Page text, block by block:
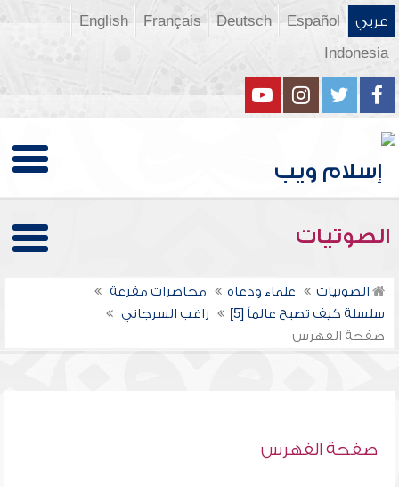
عربي Español
Deutsch
Français
English
Indonesia
الصوتيات
الصوتيات علماء ودعاة
محاضرات مفرغة
سلسلة كيف تصبح عالماً [5]
راغب السرجاني
صفحة الفهرس
صفحة الفهرس